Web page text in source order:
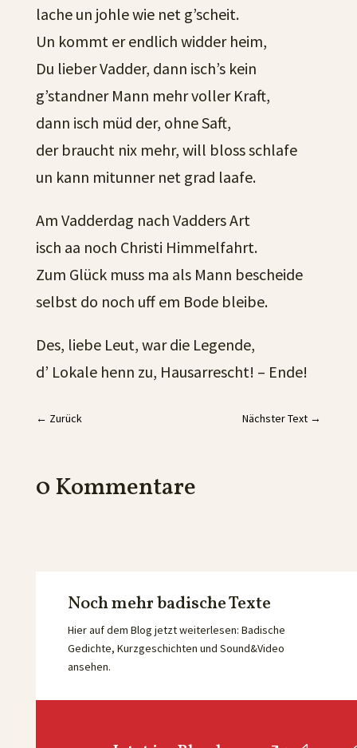
lache un johle wie net g’scheit.
Un kommt er endlich widder heim,
Du lieber Vadder, dann isch’s kein
g’standner Mann mehr voller Kraft,
dann isch müd der, ohne Saft,
der braucht nix mehr, will bloss schlafe
un kann mitunner net grad laafe.
Am Vadderdag nach Vadders Art
isch aa noch Christi Himmelfahrt.
Zum Glück muss ma als Mann bescheide
selbst do noch uff em Bode bleibe.
Des, liebe Leut, war die Legende,
d’ Lokale henn zu, Hausarrescht! – Ende!
← Zurück Nächster Text →
0 Kommentare
Noch mehr badische Texte
Hier auf dem Blog jetzt weiterlesen: Badische
Gedichte, Kurzgeschichten und Sound&Video
ansehen.